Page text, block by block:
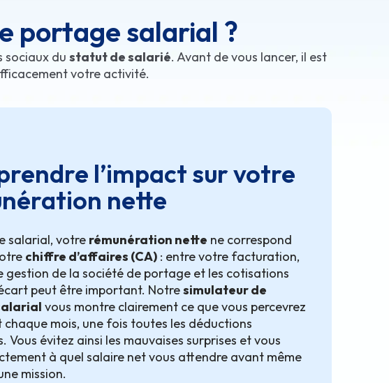
portage salarial ?
du statut de salarié. Avant de vous lancer, il est
votre activité.
l’impact sur votre
nette
salarial, votre rémunération nette ne correspond
chiffre d’affaires (CA): entre votre facturation,
gestion de la société de portage et les cotisations
peut être important. Notresimulateur de
vous montre clairement ce que vous percevrez
chaque mois, une fois toutes les déductions
Vous évitez ainsi les mauvaises surprises et vous
à quel salaire net vous attendre avant même
mission.